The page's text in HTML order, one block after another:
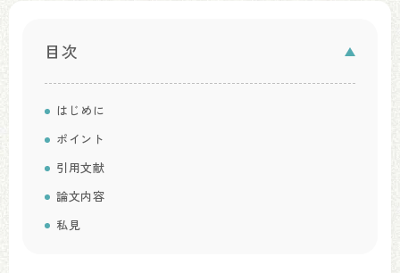
目次
はじめに
ポイント
引用文献
論文内容
私見